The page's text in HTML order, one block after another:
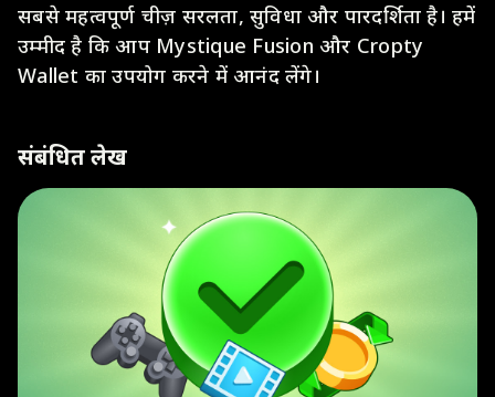
सबसे महत्वपूर्ण चीज़ सरलता, सुविधा और पारदर्शिता है। हमें
उम्मीद है कि आप Mystique Fusion और Cropty
Wallet का उपयोग करने में आनंद लेंगे।
संबंधित लेख